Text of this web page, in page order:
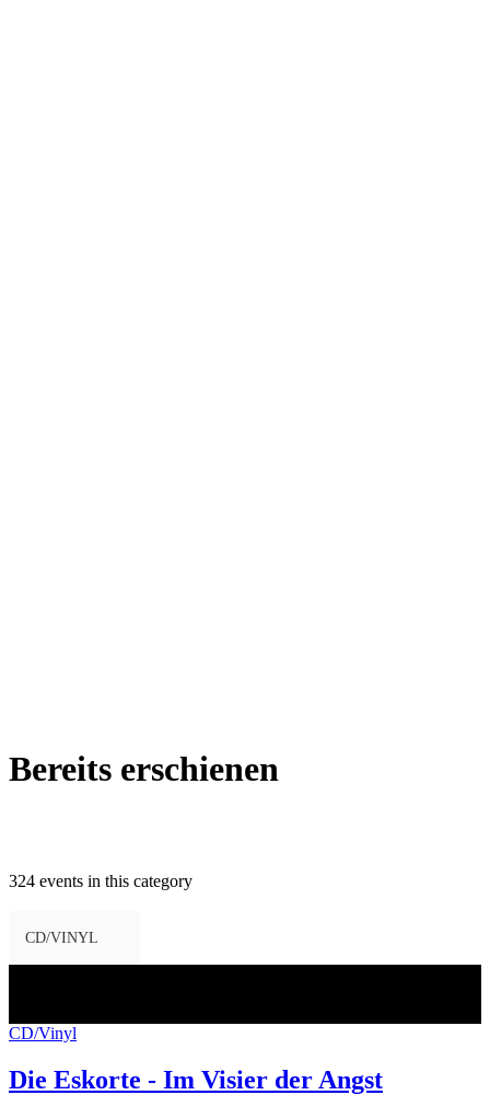
Bereits erschienen
324 events in this category
CD/VINYL
CD/Vinyl
Die Eskorte - Im Visier der Angst